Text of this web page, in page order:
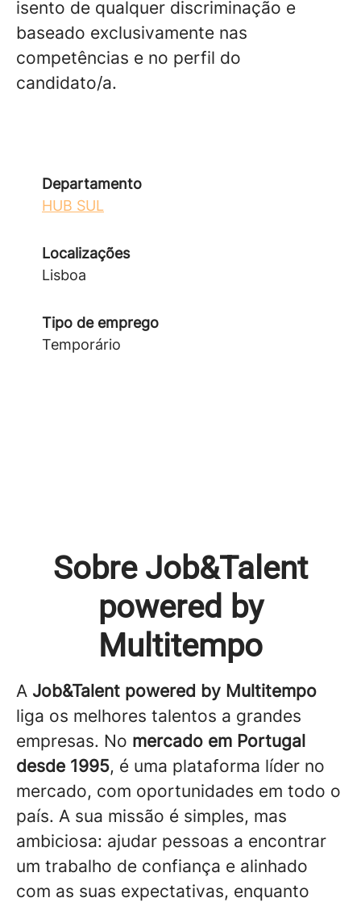
isento de qualquer discriminação e
baseado exclusivamente nas
competências e no perfil do
candidato/a.
Departamento
HUB SUL
Localizações
Lisboa
Tipo de emprego
Temporário
Sobre Job&Talent
powered by
Multitempo
A Job&Talent powered by Multitempo
liga os melhores talentos a grandes
empresas. No mercado em Portugal
desde 1995, é uma plataforma líder no
mercado, com oportunidades em todo o
país. A sua missão é simples, mas
ambiciosa: ajudar pessoas a encontrar
um trabalho de confiança e alinhado
com as suas expectativas, enquanto